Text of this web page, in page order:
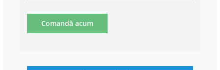
Comandă acum